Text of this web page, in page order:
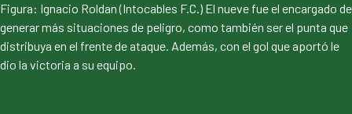
Figura: Ignacio Roldan (Intocables F.C.) El nueve fue el encargado de
generar más situaciones de peligro, como también ser el punta que
distribuya en el frente de ataque. Además, con el gol que aportó le
dio la victoria a su equipo.